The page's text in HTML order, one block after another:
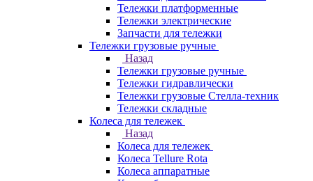
Тележки платформенные
Тележки электрические
Запчасти для тележки
Тележки грузовые ручные
Назад
Тележки грузовые ручные
Тележки гидравлически
Тележки грузовые Стелла-техник
Тележки складные
Колеса для тележек
Назад
Колеса для тележек
Колеса Tellure Rota
Колеса аппаратные